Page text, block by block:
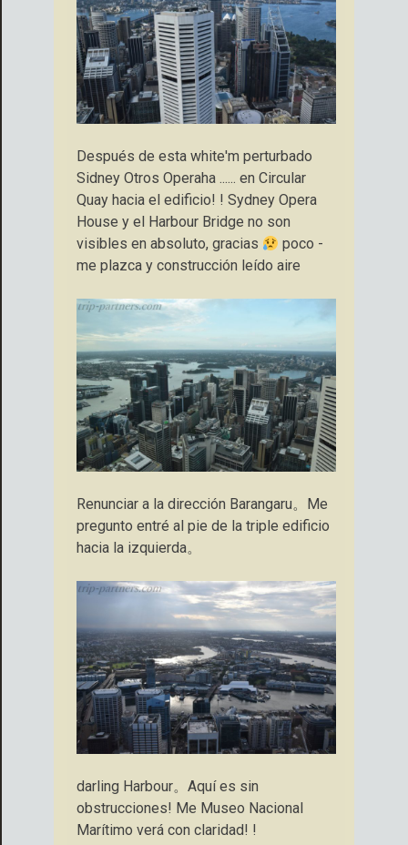
Después de esta white'm perturbado
Sidney Otros Operaha ...... en Circular
Quay hacia el edificio! ! Sydney Opera
House y el Harbour Bridge no son
visibles en absoluto, gracias
poco -
me plazca y construcción leído aire
Renunciar a la dirección Barangaru。Me
pregunto entré al pie de la triple edificio
hacia la izquierda。
darling Harbour。Aquí es sin
obstrucciones! Me Museo Nacional
Marítimo verá con claridad! !